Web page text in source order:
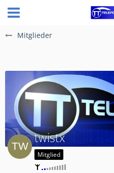
Mitglieder
twistx
Mitglied